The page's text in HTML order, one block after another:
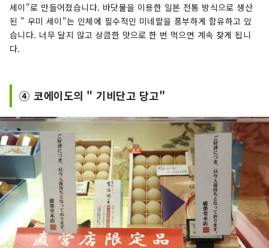
세이"로 만들어졌습니다. 바닷물을 이용한 일본 전통 방식으로 생산
된 " 우미 세이"는 인체에 ​​필수적인 미네랄을 풍부하게 함유하고 있
습니다. 너무 달지 않고 상큼한 맛으로 한 번 먹으면 계속 찾게 됩니
다.
④ 코에이도의 " 기비단고 당고"